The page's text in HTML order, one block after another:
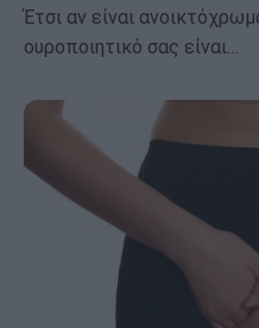
Έτσι αν είναι
ουροποιητικό σας είναι…